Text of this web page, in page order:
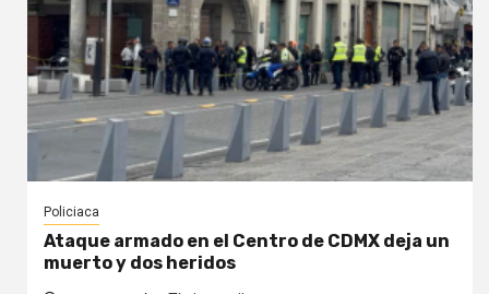
Policiaca
Ataque armado en el Centro de CDMX deja un
muerto y dos heridos